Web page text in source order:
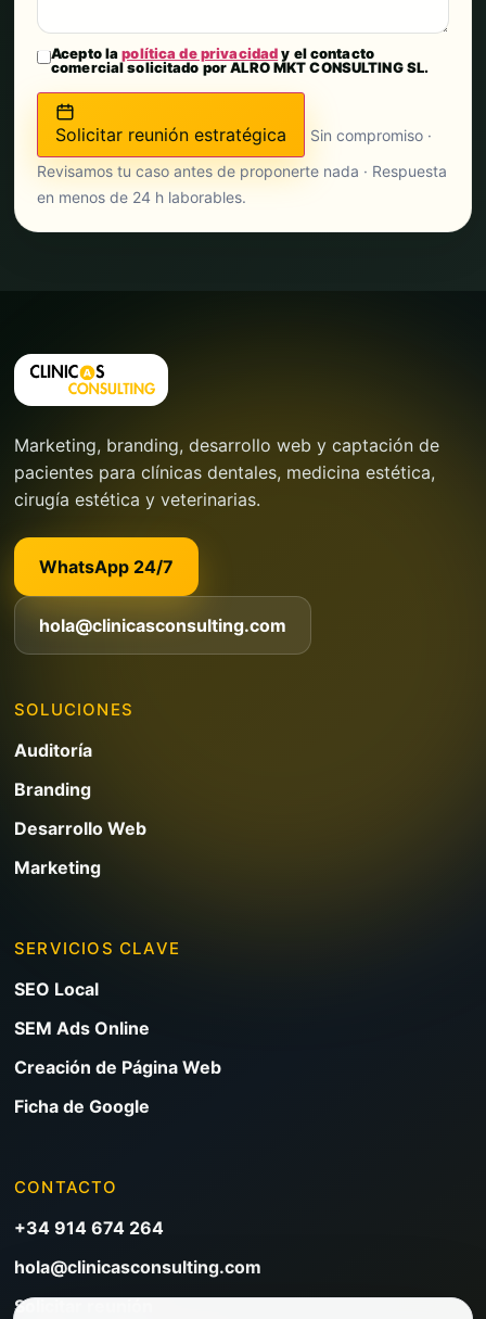
Acepto lapolítica de privacidady el contacto
comercial solicitado por ALRO MKT CONSULTING SL.
Solicitar reunión estratégica
Sin compromiso ·
Revisamos tu caso antes de proponerte nada · Respuesta
en menos de 24 h laborables.
Marketing, branding, desarrollo web y captación de
pacientes para clínicas dentales, medicina estética,
cirugía estética y veterinarias.
WhatsApp 24/7
hola@clinicasconsulting.com
SOLUCIONES
Auditoría
Branding
Desarrollo Web
Marketing
SERVICIOS CLAVE
SEO Local
SEM Ads Online
Creación de Página Web
Ficha de Google
CONTACTO
+34 914 674 264
hola@clinicasconsulting.com
Solicitar reunión